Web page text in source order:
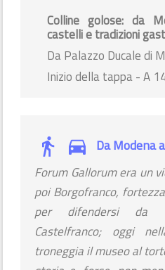
Colline golose: da
castelli e tradizioni
Da Palazzo Ducale di
Inizio della tappa - A
Da Modena
Forum Gallorum era un
poi Borgofranco,
per difendersi da
Castelfranco; oggi
troneggia il museo al